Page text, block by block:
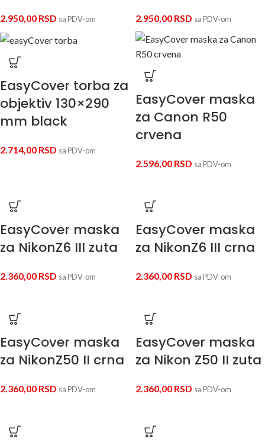
2.950,00 RSD sa PDV-om 2.950,00 RSD sa PDV-om
EasyCover torba za
objektiv 130×290
mm black
2.714,00 RSD sa PDV-om
EasyCover maska
za Canon R50
crvena
2.596,00 RSD sa PDV-om
EasyCover maska
za NikonZ6 III zuta
2.360,00 RSD sa PDV-om
EasyCover maska
za NikonZ6 III crna
2.360,00 RSD sa PDV-om
EasyCover maska
za NikonZ50 II crna
2.360,00 RSD sa PDV-om
EasyCover maska
za Nikon Z50 II zuta
2.360,00 RSD sa PDV-om